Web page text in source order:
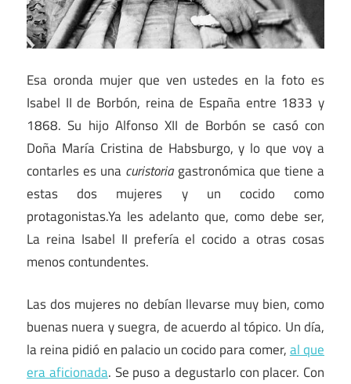
Esa oronda mujer que ven ustedes en la foto es
Isabel II de Borbón, reina de España entre 1833 y
1868. Su hijo Alfonso XII de Borbón se casó con
Doña María Cristina de Habsburgo, y lo que voy a
contarles es una curistoria gastronómica que tiene a
estas dos mujeres y un cocido como
protagonistas.Ya les adelanto que, como debe ser,
La reina Isabel II prefería el cocido a otras cosas
menos contundentes.
Las dos mujeres no debían llevarse muy bien, como
buenas nuera y suegra, de acuerdo al tópico. Un día,
la reina pidió en palacio un cocido para comer,al que
era aficionada. Se puso a degustarlo con placer. Con